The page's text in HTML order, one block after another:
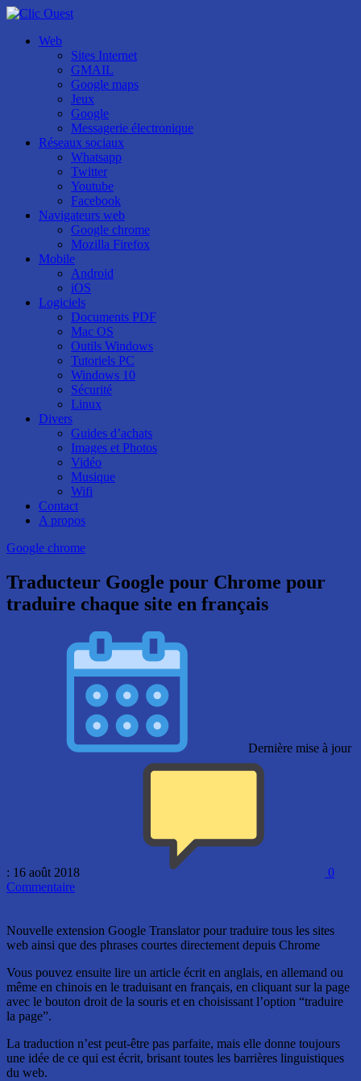
Web
Sites Internet
GMAIL
Google maps
Jeux
Google
Messagerie électronique
Réseaux sociaux
Whatsapp
Twitter
Youtube
Facebook
Navigateurs web
Google chrome
Mozilla Firefox
Mobile
Android
iOS
Logiciels
Documents PDF
Mac OS
Outils Windows
Tutoriels PC
Windows 10
Sécurité
Linux
Divers
Guides d’achats
Images et Photos
Vidéo
Musique
Wifi
Contact
A propos
Google chrome
Traducteur Google pour Chrome pour
traduire chaque site en français
Dernière mise à jour
: 16 août 2018
0
Commentaire
Nouvelle extension Google Translator pour traduire tous les sites
web ainsi que des phrases courtes directement depuis Chrome
Vous pouvez ensuite lire un article écrit en anglais, en allemand ou
même en chinois en le traduisant en français, en cliquant sur la page
avec le bouton droit de la souris et en choisissant l’option “traduire
la page”.
La traduction n’est peut-être pas parfaite, mais elle donne toujours
une idée de ce qui est écrit, brisant toutes les barrières linguistiques
du web.